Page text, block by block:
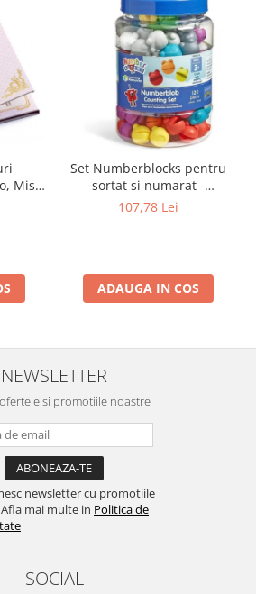
Miss
Set Numberblocks pentru
sortat si numarat -
Numberblob
107,78 Lei
ADAUGA IN COS
NEWSLETTER
si promotiile noastre
newsletter cu promotiile
mai multe in Politica de
SOCIAL